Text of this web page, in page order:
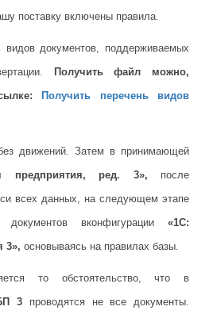
поставку включены правила.
видов документов, поддерживаемых
Получить файл можно,
Получить перечень видов
движений. Затем в принимающей
предприятия, ред. 3», после
всех данных, на следующем этапе
документов вконфигурации «1С:
3», основываясь на правилах базы.
то обстоятельство, что в
3 проводятся не все документы.